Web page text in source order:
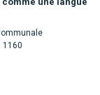
1160